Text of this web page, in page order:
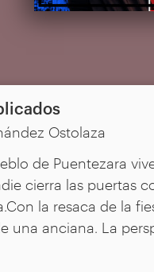
Ostolaza
de Puentezara
cierra las puertas
la resaca de la
una anciana. La